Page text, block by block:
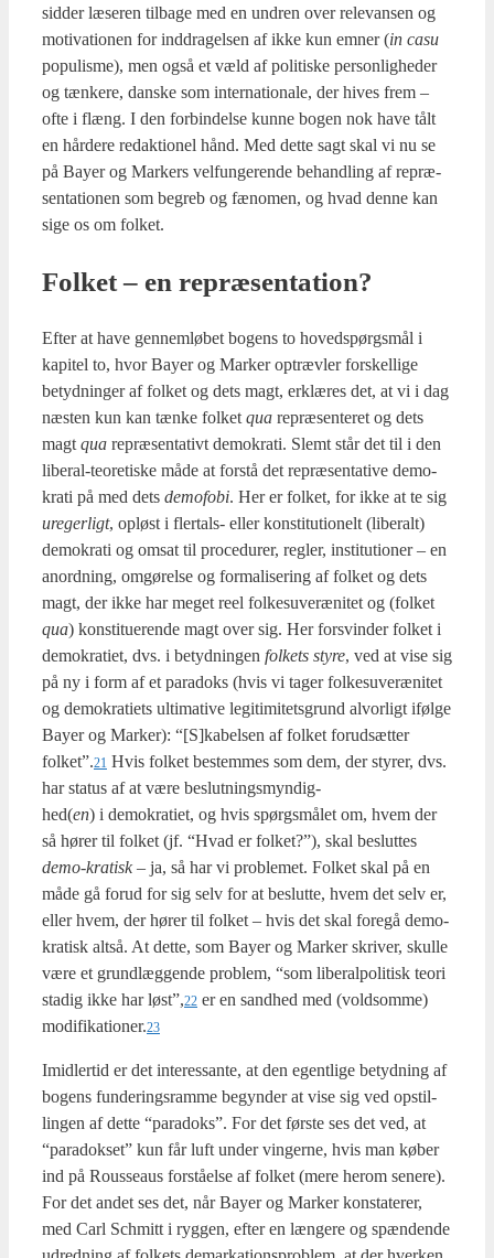
sid­der læse­ren til­ba­ge med en undren over rele­van­sen og
moti­va­tio­nen for ind­dra­gel­sen af ikke kun emner (in casu
populis­me), men også et væld af poli­ti­ske per­son­lig­he­der
og tæn­ke­re, dan­ske som inter­na­tio­na­le, der hives frem –
ofte i flæng. I den for­bin­del­se kun­ne bogen nok have tålt
en hår­de­re redak­tio­nel hånd. Med det­te sagt skal vi nu se
på Bay­er og Mar­kers vel­fun­ge­ren­de behand­ling af repræ­
sen­ta­tio­nen som begreb og fæno­men, og hvad den­ne kan
sige os om fol­ket.
Fol­ket – en repræ­sen­ta­tion?
Efter at have gen­nem­lø­bet bogens to hoved­spørgs­mål i
kapi­tel to, hvor Bay­er og Mar­ker optræv­ler for­skel­li­ge
betyd­nin­ger af fol­ket og dets magt, erklæ­res det, at vi i dag
næsten kun kan tæn­ke fol­ket qua repræ­sen­te­ret og dets
magt qua repræ­sen­ta­tivt demo­kra­ti. Slemt står det til i den
libe­ral-teo­re­ti­ske måde at for­stå det repræ­sen­ta­ti­ve demo­
kra­ti på med dets demo­fo­bi. Her er fol­ket, for ikke at te sig
ure­ger­ligt, opløst i fler­tals- eller kon­sti­tu­tio­nelt (libe­ralt)
demo­kra­ti og omsat til pro­ce­du­rer, reg­ler, insti­tu­tio­ner – en
anord­ning, omgø­rel­se og for­ma­li­se­ring af fol­ket og dets
magt, der ikke har meget reel fol­kes­u­veræ­ni­tet og (fol­ket
qua) kon­sti­tu­e­ren­de magt over sig. Her for­svin­der fol­ket i
demo­kra­ti­et, dvs. i betyd­nin­gen fol­kets sty­re, ved at vise sig
på ny i form af et para­doks (hvis vi tager fol­kes­u­veræ­ni­tet
og demo­kra­tiets ulti­ma­ti­ve legi­ti­mi­tets­grund alvor­ligt iføl­ge
Bay­er og Mar­ker): “[S]kabelsen af fol­ket for­ud­sæt­ter
folket”.21 Hvis fol­ket bestem­mes som dem, der sty­rer, dvs.
har sta­tus af at være beslut­ningsmyn­dig­
hed(en) i demo­kra­ti­et, og hvis spørgs­må­let om, hvem der
så hører til fol­ket (jf. “Hvad er fol­ket?”), skal beslut­tes
demo-kra­tisk – ja, så har vi pro­ble­met. Fol­ket skal på en
måde gå for­ud for sig selv for at beslut­te, hvem det selv er,
eller hvem, der hører til fol­ket – hvis det skal fore­gå demo­
kra­tisk alt­så. At det­te, som Bay­er og Mar­ker skri­ver, skul­le
være et grund­læg­gen­de pro­blem, “som libe­ral­po­li­tisk teo­ri
sta­dig ikke har løst”,22 er en sand­hed med (vold­som­me)
modifikationer.23
Imid­ler­tid er det inter­es­san­te, at den egent­li­ge betyd­ning af
bogens fun­de­rings­ram­me begyn­der at vise sig ved opstil­
lin­gen af det­te “para­doks”. For det før­ste ses det ved, at
“para­dok­set” kun får luft under vin­ger­ne, hvis man køber
ind på Rous­seaus for­stå­el­se af fol­ket (mere her­om sene­re).
For det andet ses det, når Bay­er og Mar­ker kon­sta­te­rer,
med Carl Sch­mitt i ryg­gen, efter en læn­ge­re og spæn­den­de